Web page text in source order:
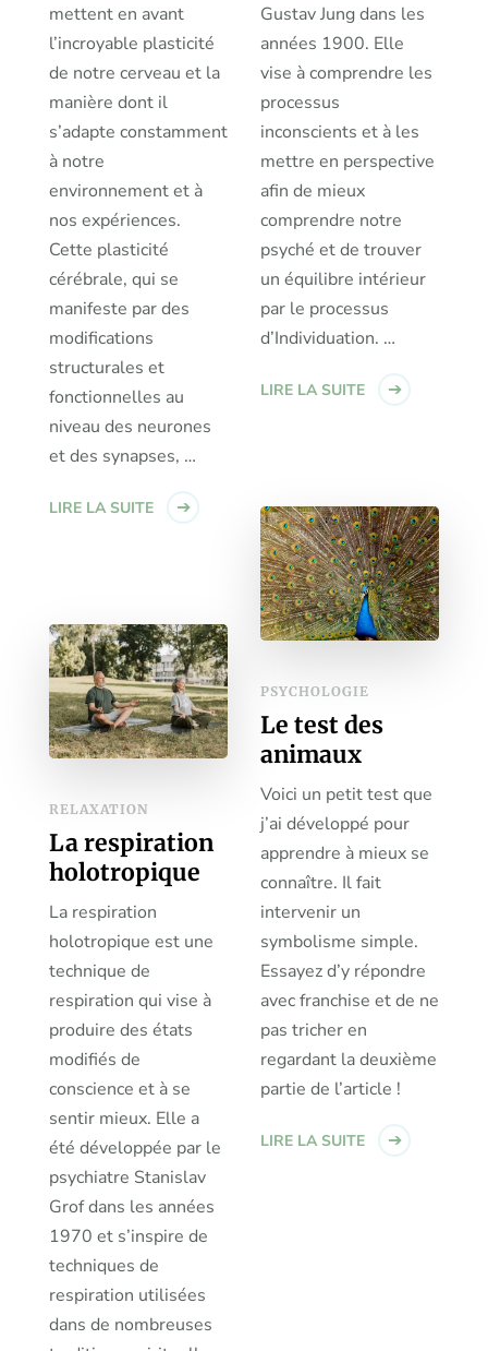
Gustav Jung dans les
années 1900. Elle
vise à comprendre les
processus
inconscients et à les
mettre en perspective
afin de mieux
comprendre notre
psyché et de trouver
un équilibre intérieur
par le processus
d’Individuation. …
LIRE LA SUITE
mettent en avant
l’incroyable plasticité
de notre cerveau et la
manière dont il
s’adapte constamment
à notre
environnement et à
nos expériences.
Cette plasticité
cérébrale, qui se
manifeste par des
modifications
structurales et
fonctionnelles au
niveau des neurones
et des synapses, …
LIRE LA SUITE
PSYCHOLOGIE
Le test des
animaux
Voici un petit test que
j’ai développé pour
apprendre à mieux se
connaître. Il fait
intervenir un
symbolisme simple.
Essayez d’y répondre
avec franchise et de ne
pas tricher en
regardant la deuxième
partie de l’article !
LIRE LA SUITE
RELAXATION
La respiration
holotropique
La respiration
holotropique est une
technique de
respiration qui vise à
produire des états
modifiés de
conscience et à se
sentir mieux. Elle a
été développée par le
psychiatre Stanislav
Grof dans les années
1970 et s’inspire de
techniques de
respiration utilisées
dans de nombreuses